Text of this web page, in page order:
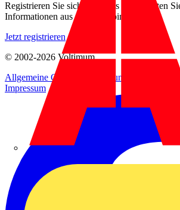
Registrieren Sie sich kostenlos und erhalten
Informationen aus der Elektroindustrie.
Jetzt registrieren
© 2002-2026 Voltimum
Allgemeine Geschäftsbedingungen
Impressum